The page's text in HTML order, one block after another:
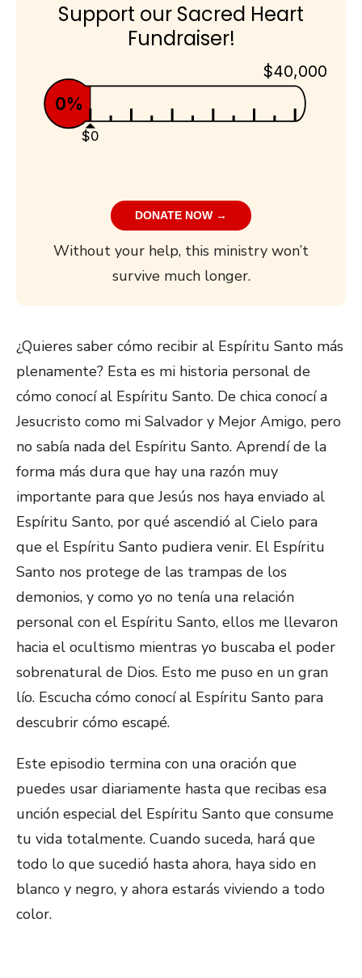
Support our Sacred Heart
Fundraiser!
$40,000
$0
0%
DONATE NOW →
Without your help, this ministry won’t
survive much longer.
¿Quieres saber cómo recibir al Espíritu Santo más
plenamente? Esta es mi historia personal de
cómo conocí al Espíritu Santo. De chica conocí a
Jesucristo como mi Salvador y Mejor Amigo, pero
no sabía nada del Espíritu Santo. Aprendí de la
forma más dura que hay una razón muy
importante para que Jesús nos haya enviado al
Espíritu Santo, por qué ascendió al Cielo para
que el Espíritu Santo pudiera venir. El Espíritu
Santo nos protege de las trampas de los
demonios, y como yo no tenía una relación
personal con el Espíritu Santo, ellos me llevaron
hacia el ocultismo mientras yo buscaba el poder
sobrenatural de Dios. Esto me puso en un gran
lío. Escucha cómo conocí al Espíritu Santo para
descubrir cómo escapé.
Este episodio termina con una oración que
puedes usar diariamente hasta que recibas esa
unción especial del Espíritu Santo que consume
tu vida totalmente. Cuando suceda, hará que
todo lo que sucedió hasta ahora, haya sido en
blanco y negro, y ahora estarás viviendo a todo
color.